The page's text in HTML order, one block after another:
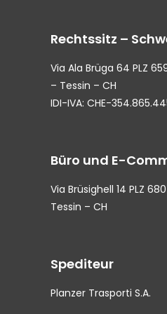
Rechtssitz –
Via Ala Brüga 64 PLZ
– Tessin – CH
IDI-IVA: CHE-
Büro und E-
Via Brüsighell 14 PLZ
Tessin – CH
Spediteur
Planzer Trasporti S.A.